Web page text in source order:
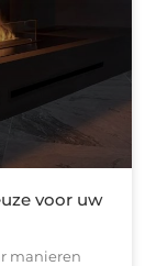
voor uw
manieren